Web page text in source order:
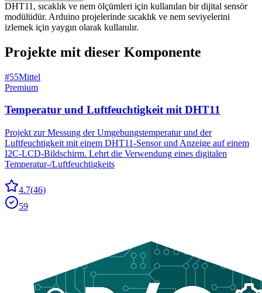
DHT11, sıcaklık ve nem ölçümleri için kullanılan bir dijital sensör
modülüdür. Arduino projelerinde sıcaklık ve nem seviyelerini
izlemek için yaygın olarak kullanılır.
Projekte mit dieser Komponente
#55Mittel
Premium
Temperatur und Luftfeuchtigkeit mit DHT11
Projekt zur Messung der Umgebungstemperatur und der
Luftfeuchtigkeit mit einem DHT11-Sensor und Anzeige auf einem
I2C-LCD-Bildschirm. Lehrt die Verwendung eines digitalen
Temperatur-/Luftfeuchtigkeits
4.7(46)
59